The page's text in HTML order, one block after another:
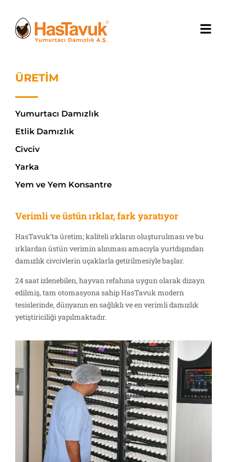
ÜRETİM
Yumurtacı Damızlık
Etlik Damızlık
Civciv
Yarka
Yem ve Yem Konsantre
Verimli ve üstün ırklar, fark yaratıyor
HasTavuk’ta üretim; kaliteli ırkların oluşturulması ve bu
ırklardan üstün verimin alınması amacıyla yurtdışından
damızlık civcivlerin uçaklarla getirilmesiyle başlar.
24 saat izlenebilen, hayvan refahına uygun olarak dizayn
edilmiş, tam otomasyona sahip HasTavuk modern
tesislerinde, dünyanın en sağlıklı ve en verimli damızlık
yetiştiriciliği yapılmaktadır.